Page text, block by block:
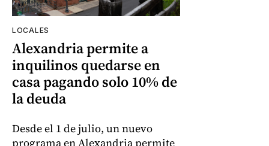
LOCALES
Alexandria permite a
inquilinos quedarse en
casa pagando solo 10% de
la deuda
Desde el 1 de julio, un nuevo
programa en Alexandria permite